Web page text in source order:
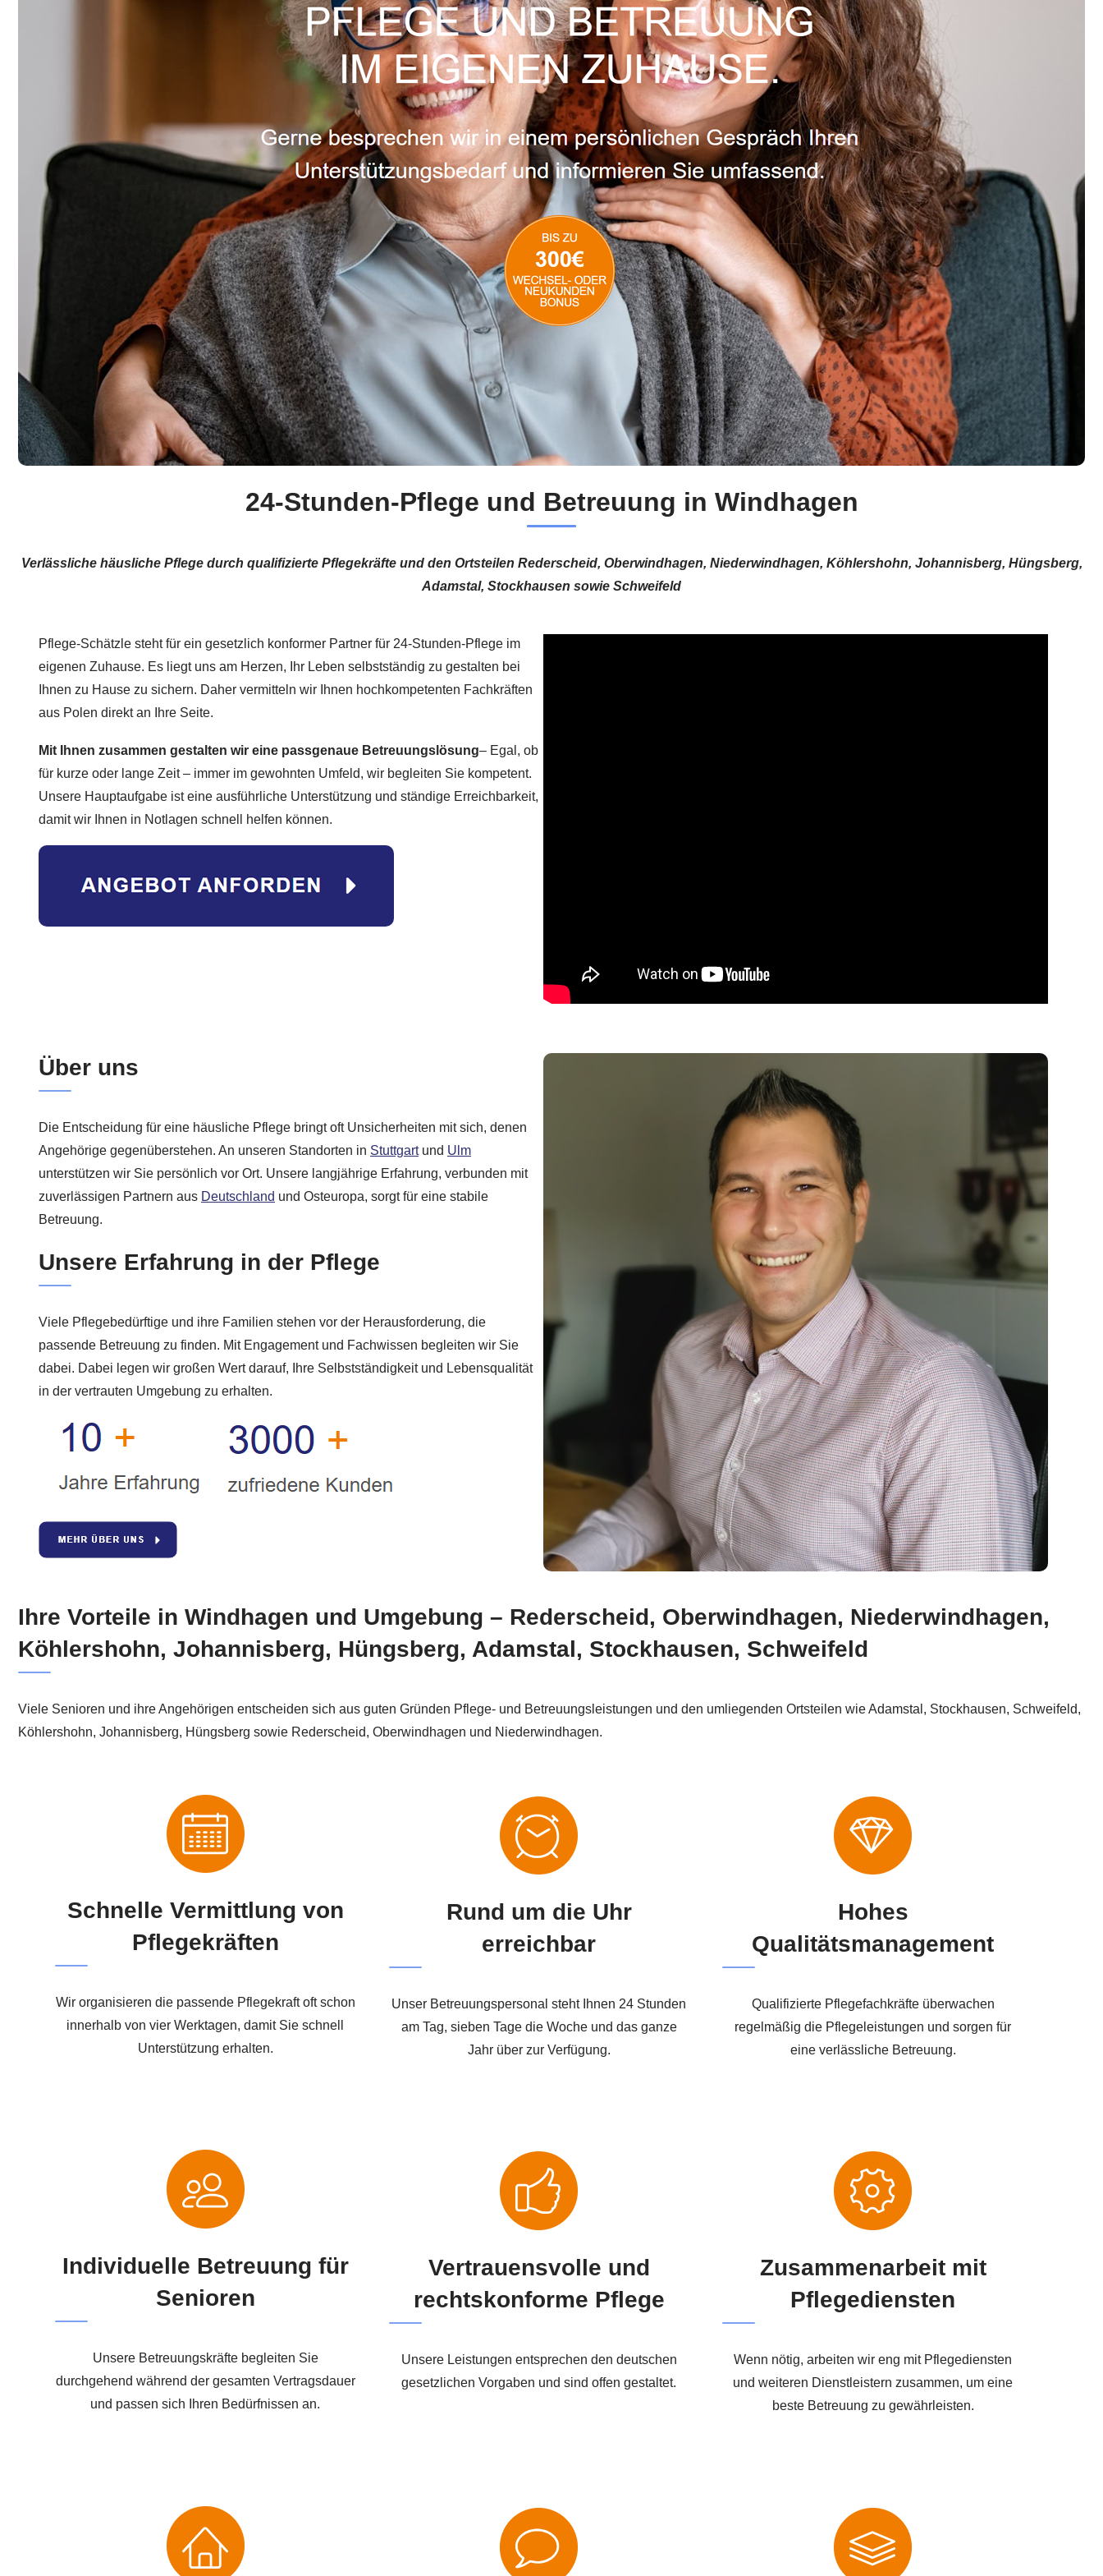
24-Stunden-Pflege und Betreuung in Windhagen
Verlässliche häusliche Pflege durch qualifizierte Pflegekräfte und den Ortsteilen Rederscheid, Oberwindhagen, Niederwindhagen, Köhlershohn, Johannisberg, Hüngsberg,
Adamstal, Stockhausen sowie Schweifeld
Pflege-Schätzle steht für ein gesetzlich konformer Partner für 24-Stunden-Pflege im
eigenen Zuhause. Es liegt uns am Herzen, Ihr Leben selbstständig zu gestalten bei
Ihnen zu Hause zu sichern. Daher vermitteln wir Ihnen hochkompetenten Fachkräften
aus Polen direkt an Ihre Seite.
Mit Ihnen zusammen gestalten wir eine passgenaue Betreuungslösung– Egal, ob
für kurze oder lange Zeit – immer im gewohnten Umfeld, wir begleiten Sie kompetent.
Unsere Hauptaufgabe ist eine ausführliche Unterstützung und ständige Erreichbarkeit,
damit wir Ihnen in Notlagen schnell helfen können.
Über uns
Die Entscheidung für eine häusliche Pflege bringt oft Unsicherheiten mit sich, denen
Angehörige gegenüberstehen. An unseren Standorten in Stuttgartund Ulm
unterstützen wir Sie persönlich vor Ort. Unsere langjährige Erfahrung, verbunden mit
zuverlässigen Partnern aus Deutschland und Osteuropa, sorgt für eine stabile
Betreuung.
Unsere Erfahrung in der Pflege
Viele Pflegebedürftige und ihre Familien stehen vor der Herausforderung, die
passende Betreuung zu finden. Mit Engagement und Fachwissen begleiten wir Sie
dabei. Dabei legen wir großen Wert darauf, Ihre Selbstständigkeit und Lebensqualität
in der vertrauten Umgebung zu erhalten.
Ihre Vorteile in Windhagen und Umgebung – Rederscheid, Oberwindhagen, Niederwindhagen,
Köhlershohn, Johannisberg, Hüngsberg, Adamstal, Stockhausen, Schweifeld
Viele Senioren und ihre Angehörigen entscheiden sich aus guten Gründen Pflege- und Betreuungsleistungen und den umliegenden Ortsteilen wie Adamstal, Stockhausen, Schweifeld,
Köhlershohn, Johannisberg, Hüngsberg sowie Rederscheid, Oberwindhagen und Niederwindhagen.
Schnelle Vermittlung von
Pflegekräften
Wir organisieren die passende Pflegekraft oft schon
innerhalb von vier Werktagen, damit Sie schnell
Unterstützung erhalten.
Rund um die Uhr
erreichbar
Unser Betreuungspersonal steht Ihnen 24 Stunden
am Tag, sieben Tage die Woche und das ganze
Jahr über zur Verfügung.
Hohes
Qualitätsmanagement
Qualifizierte Pflegefachkräfte überwachen
regelmäßig die Pflegeleistungen und sorgen für
eine verlässliche Betreuung.
Individuelle Betreuung für
Senioren
Unsere Betreuungskräfte begleiten Sie
durchgehend während der gesamten Vertragsdauer
und passen sich Ihren Bedürfnissen an.
Vertrauensvolle und
rechtskonforme Pflege
Unsere Leistungen entsprechen den deutschen
gesetzlichen Vorgaben und sind offen gestaltet.
Zusammenarbeit mit
Pflegediensten
Wenn nötig, arbeiten wir eng mit Pflegediensten
und weiteren Dienstleistern zusammen, um eine
beste Betreuung zu gewährleisten.